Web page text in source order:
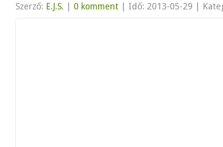
Szerző: E.J.S. 0 komment Idő: 2013-05-29